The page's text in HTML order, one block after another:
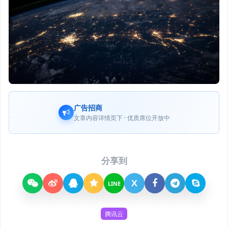
广告招商
文章内容详情页下 · 优质席位开放中
分享到
LINE X
腾讯云